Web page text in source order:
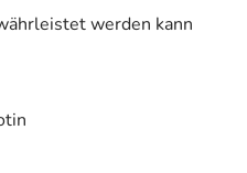
werden kann